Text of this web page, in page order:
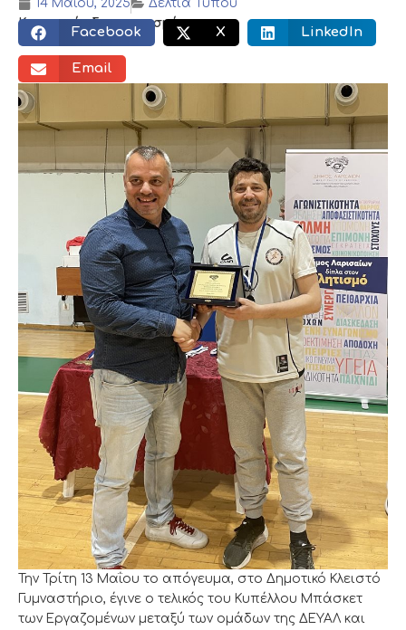
14 Μαΐου, 2025
Δελτία Τύπου
Κοινωνικός διαμοιρασμός:
Facebook X LinkedIn
Email
Την Τρίτη 13 Μαΐου το απόγευμα, στο Δημοτικό Κλειστό
Γυμναστήριο, έγινε ο τελικός του Κυπέλλου Μπάσκετ
των Εργαζομένων μεταξύ των ομάδων της ΔΕΥΑΛ και